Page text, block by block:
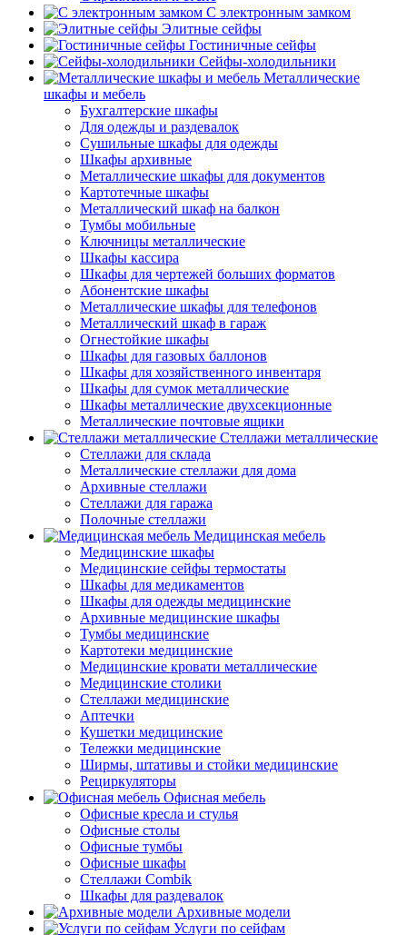
С электронным замком
Элитные сейфы
Гостиничные сейфы
Сейфы-холодильники
Металлические
шкафы и мебель
Бухгалтерские шкафы
Для одежды и раздевалок
Сушильные шкафы для одежды
Шкафы архивные
Металлические шкафы для документов
Картотечные шкафы
Металлический шкаф на балкон
Тумбы мобильные
Ключницы металлические
Шкафы кассира
Шкафы для чертежей больших форматов
Абонентские шкафы
Металлические шкафы для телефонов
Металлический шкаф в гараж
Огнестойкие шкафы
Шкафы для газовых баллонов
Шкафы для хозяйственного инвентаря
Шкафы для сумок металлические
Шкафы металлические двухсекционные
Металлические почтовые ящики
Стеллажи металлические
Стеллажи для склада
Металлические стеллажи для дома
Архивные стеллажи
Стеллажи для гаража
Полочные стеллажи
Медицинская мебель
Медицинские шкафы
Медицинские сейфы термостаты
Шкафы для медикаментов
Шкафы для одежды медицинские
Архивные медицинские шкафы
Тумбы медицинские
Картотеки медицинские
Медицинские кровати металлические
Медицинские столики
Стеллажи медицинские
Аптечки
Кушетки медицинские
Тележки медицинские
Ширмы, штативы и стойки медицинские
Рециркуляторы
Офисная мебель
Офисные кресла и стулья
Офисные столы
Офисные тумбы
Офисные шкафы
Стеллажи Combik
Шкафы для раздевалок
Архивные модели
Услуги по сейфам